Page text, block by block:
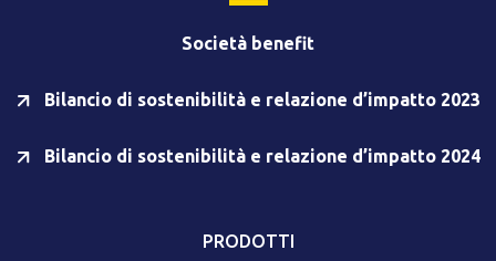
Società benefit
Bilancio di sostenibilità e relazione d’impatto 2023
Bilancio di sostenibilità e relazione d’impatto 2024
PRODOTTI